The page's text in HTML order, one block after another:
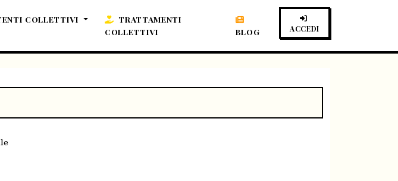
COLLETTIVI
TRATTAMENTI
COLLETTIVI
BLOG ACCEDI